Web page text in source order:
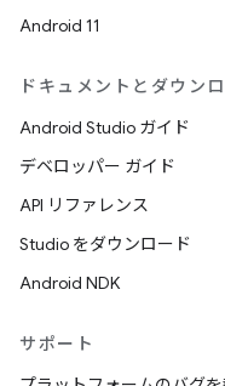
Android 11
ドキュメントとダウン
Android Studio ガイド
デベロッパー ガイド
API リファレンス
Studio をダウンロード
Android NDK
サポート